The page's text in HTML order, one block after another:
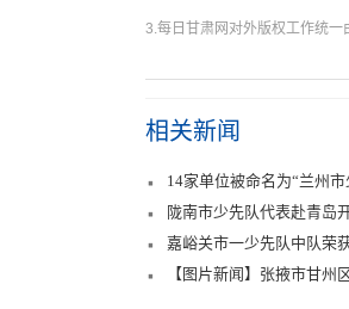
3.每日甘肃网对外版权工作统
相关新闻
14家单位被命名为“兰州
陇南市少先队代表赴青岛
嘉峪关市一少先队中队荣
【图片新闻】张掖市甘